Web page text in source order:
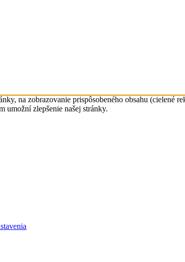
na zobrazovanie prispôsobeného obsahu (cielené
umožní zlepšenie našej stránky.